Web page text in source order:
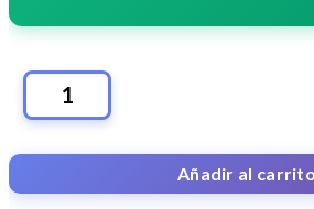
BALLENERO
SEÑORA
CANTIDAD
Añadir al carrito